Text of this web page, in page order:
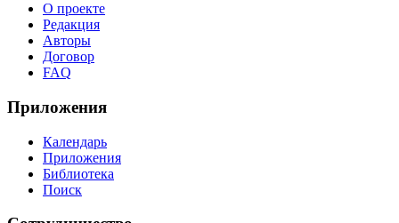
О проекте
Редакция
Авторы
Договор
FAQ
Приложения
Календарь
Приложения
Библиотека
Поиск